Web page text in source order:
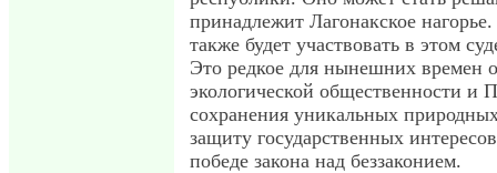
принадлежит Лагонакское
также будет участвовать в этом
Это редкое для нынешних времен
экологической общественности и
сохранения уникальных
защиту государственных
победе закона над беззаконием.